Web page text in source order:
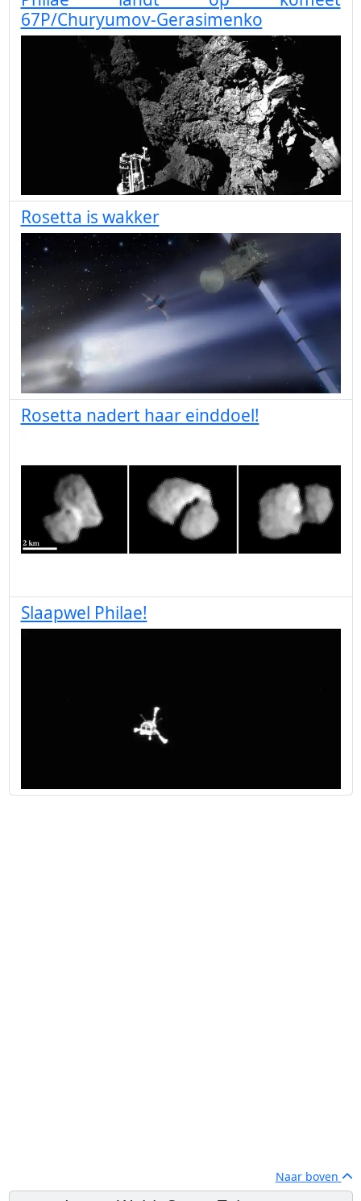
67P/Churyumov-Gerasimenko
Rosetta is wakker
Rosetta nadert haar einddoel!
Slaapwel Philae!
Naar boven